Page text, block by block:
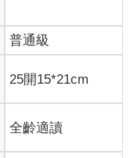
普通級
25開15*21cm
全齡適讀